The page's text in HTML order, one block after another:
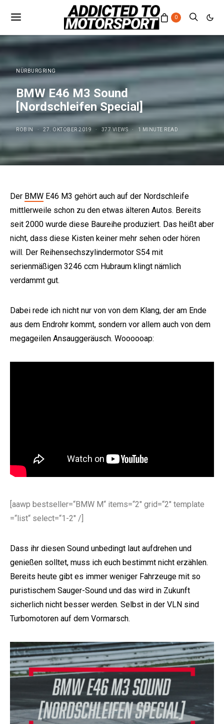
0
NÜRBURGRING
BMW E46 M3 Sound
[Nordschleifen Special]
ROBIN 27. OKTOBER 2019 377 VIEWS 1 MINUTE READ
Der BMW E46 M3 gehört auch auf der Nordschleife
mittlerweile schon zu den etwas älteren Autos. Bereits
seit 2000 wurde diese Baureihe produziert. Das heißt aber
nicht, dass diese Kisten keiner mehr sehen oder hören
will. Der Reihensechszylindermotor S54 mit
serienmäßigen 3246 ccm Hubraum klingt nämlich
verdammt gut.
Dabei rede ich nicht nur von von dem Klang, der am Ende
aus dem Endrohr kommt, sondern vor allem auch von dem
megageilen Ansauggeräusch. Woooooap:
[aawp bestseller=“BMW M“ items=“2″ grid=“2″ template
=“list“ select=“1-2″ /]
Dass ihr diesen Sound unbedingt laut aufdrehen und
genießen solltet, muss ich euch bestimmt nicht erzählen.
Bereits heute gibt es immer weniger Fahrzeuge mit so
puristischem Sauger-Sound und das wird in Zukunft
sicherlich nicht besser werden. Selbst in der VLN sind
Turbomotoren auf dem Vormarsch.